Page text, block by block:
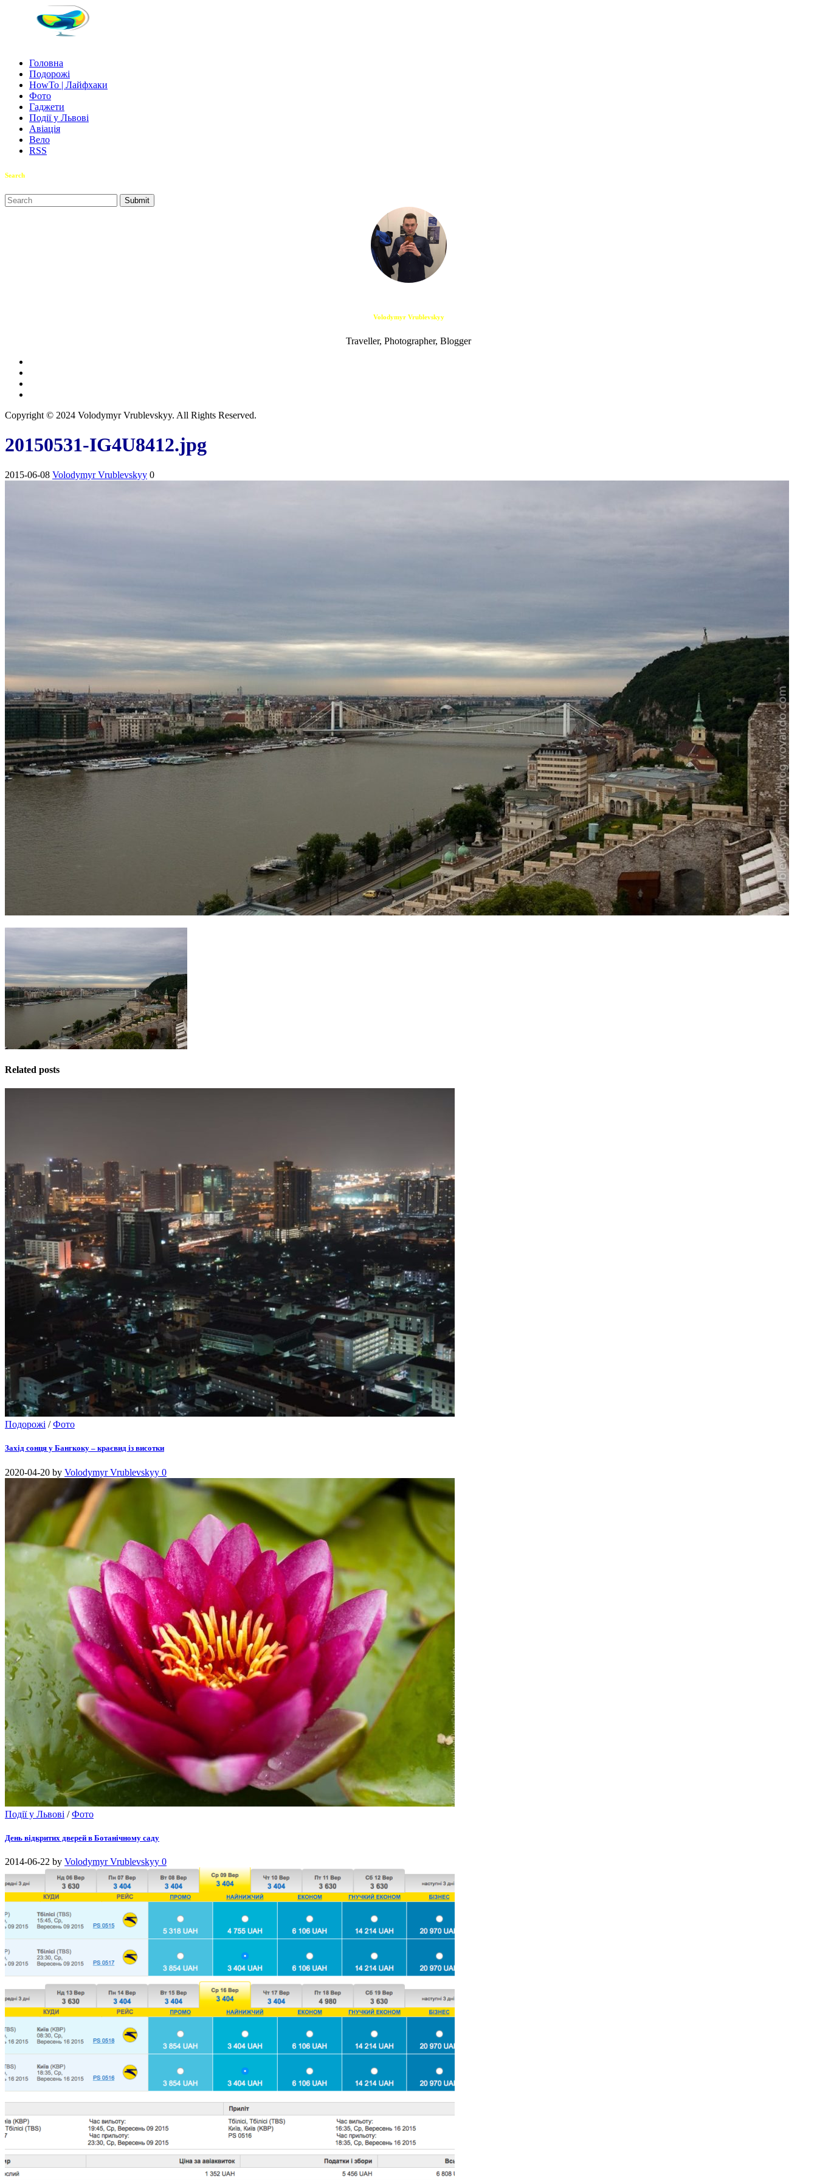
Головна
Подорожі
HowTo | Лайфхаки
Фото
Гаджети
Події у Львові
Авіація
Вело
RSS
Search
Volodymyr Vrublevskyy
Traveller, Photographer, Blogger
Copyright © 2024 Volodymyr Vrublevskyy. All Rights Reserved.
20150531-IG4U8412.jpg
2015-06-08 Volodymyr Vrublevskyy 0
Related posts
Подорожі /Фото
Захід сонця у Бангкоку – краєвид із висотки
2020-04-20 by Volodymyr Vrublevskyy 0
Події у Львові /Фото
День відкритих дверей в Ботанічному саду
2014-06-22 by Volodymyr Vrublevskyy 0